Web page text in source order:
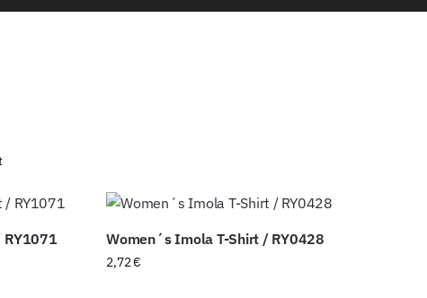
RY1071 Women´s Imola T-Shirt / RY0428
2,72€